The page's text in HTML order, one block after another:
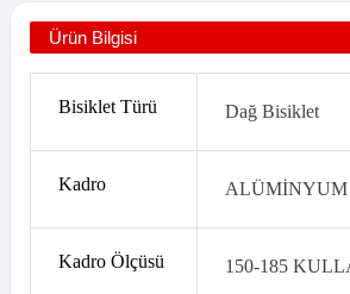
Ürün Bilgisi
Bisiklet Türü Dağ Bisiklet
Kadro ALÜMİNYUM
Kadro Ölçüsü 150-185